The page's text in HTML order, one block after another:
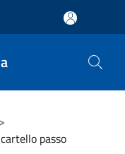
>
passo